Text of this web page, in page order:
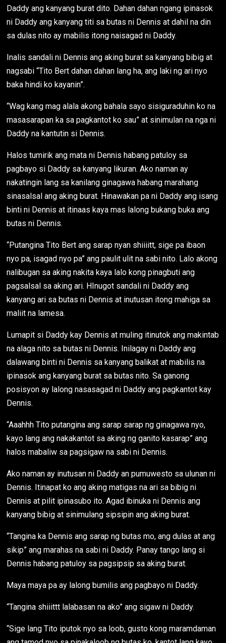
Daddy ang kanyang burat dito. Dahan dahan ngang ipinasok
ni Daddy ang kanyang titi sa butas ni Dennis at dahil na din
sa dulas nito ay mabilis itong naisagad ni Daddy.
Inalis sandali ni Dennis ang aking burat sa kanyang bibig at
nagsabi “Tito Bert dahan dahan lang ha, ang laki ng ari nyo
baka hindi ko kayanin”.
“Wag kang mag alala akong bahala sayo sisiguraduhin ko na
masasarapan ka sa pagkantot ko sau” at sinimulan na nga ni
Daddy na kantutin si Dennis.
Halos tumirik ang mata ni Dennis habang patuloy sa
pagbayo si Daddy sa kanyang likuran. Ako naman ay
nakatingin lang sa kanilang ginagawa habang marahang
sinasalsal ang aking burat. Hinawakan pa ni Daddy ang isang
binti ni Dennis at itinaas kaya mas lalong bukang buka ang
butas ni Dennis.
“Putangina Tito Bert ang sarap nyan shiiiitt, sige pa ibaon
nyo pa, isagad nyo pa” ang paulit ulit na sabi nito. Lalo akong
nalibugan sa aking nakita kaya lalo kong pinagbuti ang
pagsalsal sa aking ari. HInugot sandali ni Daddy ang
kanyang ari sa butas ni Dennis at inutusan itong mahiga sa
maliit na lamesa.
Lumapit si Daddy kay Dennis at muling itinutok ang makintab
na alaga nito sa butas ni Dennis. Inilagay ni Daddy ang
dalawang binti ni Dennis sa kanyang balikat at mabilis na
ipinasok ang kanyang burat sa butas nito. Sa ganong
posisyon ay lalong nasasagad ni Daddy ang pagkantot kay
Dennis.
“Aaahhh Tito putangina ang sarap sarap ng ginagawa nyo,
kayo lang ang nakakantot sa aking ng ganito kasarap” ang
halos mabaliw sa pagsigaw na sabi ni Dennis.
Ako naman ay inutusan ni Daddy an pumuwesto sa ulunan ni
Dennis. Itinapat ko ang aking matigas na ari sa bibig ni
Dennis at pilit ipinasubo ito. Agad ibinuka ni Dennis ang
kanyang bibig at sinimulang sipsipin ang aking burat.
“Tangina ka Dennis ang sarap ng butas mo, ang dulas at ang
sikip” ang marahas na sabi ni Daddy. Panay tango lang si
Dennis habang patuloy sa pagsipsip sa aking burat.
Maya maya pa ay lalong bumilis ang pagbayo ni Daddy.
“Tangina shiiittt lalabasan na ako” ang sigaw ni Daddy.
“Sige lang Tito iputok nyo sa loob, gusto kong maramdaman